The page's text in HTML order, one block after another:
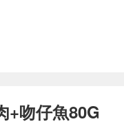
+吻仔魚80G